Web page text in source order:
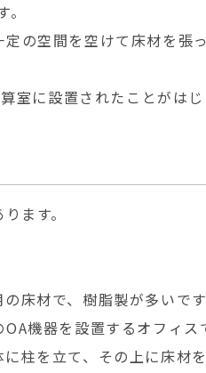
の空間を空けて床材を張
室に設置されたことがは
ます。
床材で、樹脂製が多いで
機器を設置するオフィス
柱を立て、その上に床